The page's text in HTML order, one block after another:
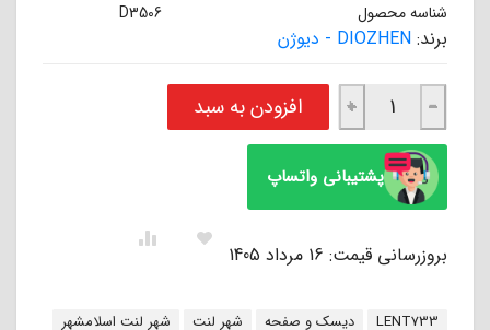
شناسه محصول D3506
برند: DIOZHEN - دیوژن
لنت ترمز عقب پژو 206 تیپ 2 (کاسه کوچک) کفشکی دیوژن DIOZHEN عدد
−
+ افزودن به سبد
پشتیبانی واتساپ
بروزرسانی قیمت: 16 مرداد 1405
برچسب:
LENT733 دیسک و صفحه شهر لنت
شهر لنت اسلامشهر